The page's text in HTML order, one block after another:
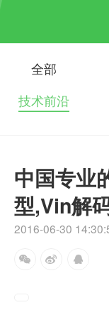
全部
技术前沿
中国专业
型,Vin解
2016-06-30